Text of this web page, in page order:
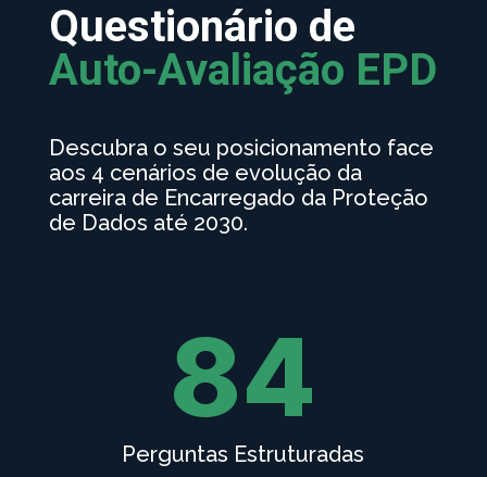
Questionário de
Auto-Avaliação EPD
Descubra o seu posicionamento face
aos 4 cenários de evolução da
carreira de Encarregado da Proteção
de Dados até 2030.
84
Perguntas Estruturadas